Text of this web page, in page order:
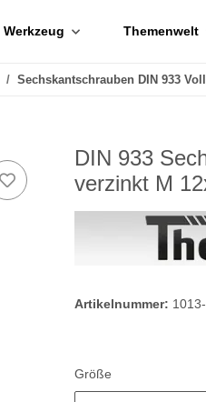
Werkzeug Themenwelt
Sechskantschrauben DIN 933
DIN 933
verzinkt M
Artikelnummer:
Größe